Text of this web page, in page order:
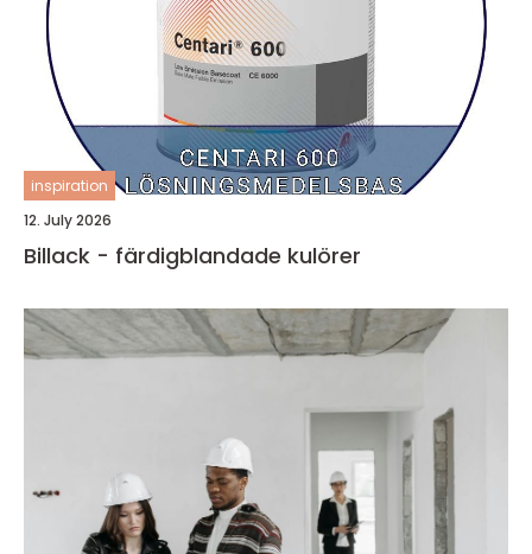
inspiration
12. July 2026
Billack - färdigblandade kulörer